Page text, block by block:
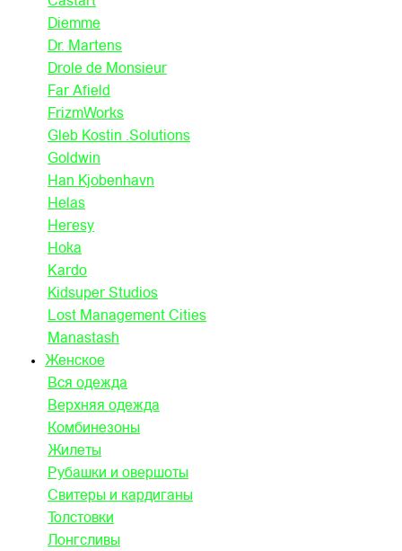
Diemme
Dr. Martens
Drole de Monsieur
Far Afield
FrizmWorks
Gleb Kostin .Solutions
Goldwin
Han Kjobenhavn
Helas
Heresy
Hoka
Kardo
Kidsuper Studios
Lost Management Cities
Manastash
Женское
Вся одежда
Верхняя одежда
Комбинезоны
Жилеты
Рубашки и овершоты
Свитеры и кардиганы
Толстовки
Лонгсливы